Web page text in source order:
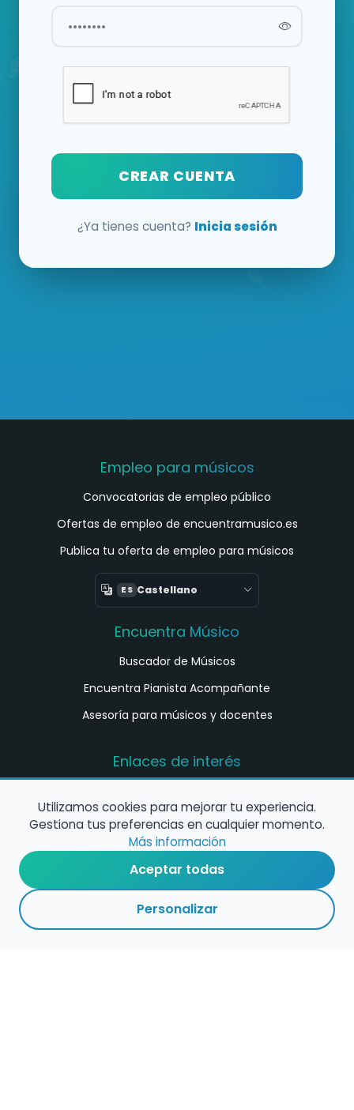
CREAR CUENTA
¿Ya tienes cuenta? Inicia sesión
Empleo para músicos
Convocatorias de empleo público
Ofertas de empleo de encuentramusico.es
Publica tu oferta de empleo para músicos
ES Castellano
Encuentra Músico
Buscador de Músicos
Encuentra Pianista Acompañante
Asesoría para músicos y docentes
Enlaces de interés
música en España
Configura alertas de empleo
Contacta con nosotros
Utilizamos cookies para mejorar tu experiencia.
Gestiona tus preferencias en cualquier momento.
Más información
Aceptar todas
Personalizar